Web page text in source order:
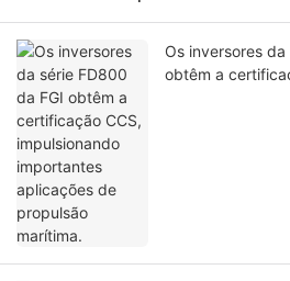
Os inversores
obtêm a